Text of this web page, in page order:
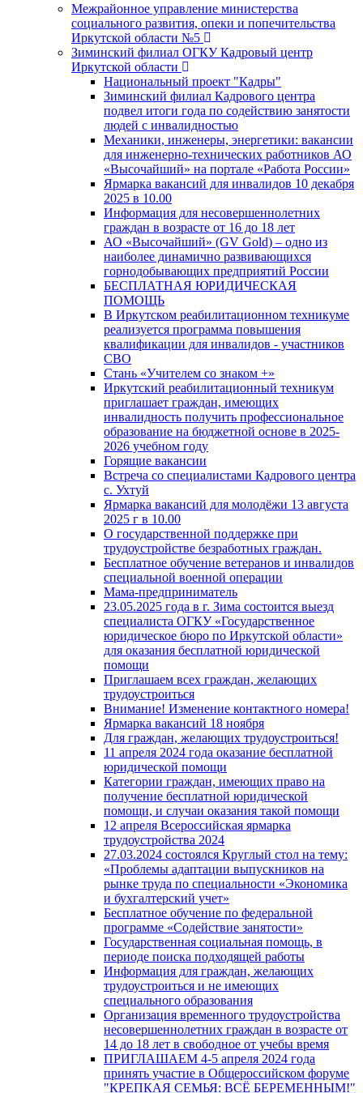
Межрайонное управление министерства
социального развития, опеки и попечительства
Иркутской области №5
Зиминский филиал ОГКУ Кадровый центр
Иркутской области
Национальный проект "Кадры"
Зиминский филиал Кадрового центра
подвел итоги года по содействию занятости
людей с инвалидностью
Механики, инженеры, энергетики: вакансии
для инженерно-технических работников АО
«Высочайший» на портале «Работа России»
Ярмарка вакансий для инвалидов 10 декабря
2025 в 10.00
Информация для несовершеннолетних
граждан в возрасте от 16 до 18 лет
АО «Высочайший» (GV Gold) – одно из
наиболее динамично развивающихся
горнодобывающих предприятий России
БЕСПЛАТНАЯ ЮРИДИЧЕСКАЯ
ПОМОЩЬ
В Иркутском реабилитационном техникуме
реализуется программа повышения
квалификации для инвалидов - участников
СВО
Стань «Учителем со знаком +»
Иркутский реабилитационный техникум
приглашает граждан, имеющих
инвалидность получить профессиональное
образование на бюджетной основе в 2025-
2026 учебном году
Горящие вакансии
Встреча со специалистами Кадрового центра
с. Ухтуй
Ярмарка вакансий для молодёжи 13 августа
2025 г в 10.00
О государственной поддержке при
трудоустройстве безработных граждан.
Бесплатное обучение ветеранов и инвалидов
специальной военной операции
Мама-предприниматель
23.05.2025 года в г. Зима состоится выезд
специалиста ОГКУ «Государственное
юридическое бюро по Иркутской области»
для оказания бесплатной юридической
помощи
Приглашаем всех граждан, желающих
трудоустроиться
Внимание! Изменение контактного номера!
Ярмарка вакансий 18 ноября
Для граждан, желающих трудоустроиться!
11 апреля 2024 года оказание бесплатной
юридической помощи
Категории граждан, имеющих право на
получение бесплатной юридической
помощи, и случаи оказания такой помощи
12 апреля Всероссийская ярмарка
трудоустройства 2024
27.03.2024 состоялся Круглый стол на тему:
«Проблемы адаптации выпускников на
рынке труда по специальности «Экономика
и бухгалтерский учет»
Бесплатное обучение по федеральной
программе «Содействие занятости»
Государственная социальная помощь, в
периоде поиска подходящей работы
Информация для граждан, желающих
трудоустроиться и не имеющих
специального образования
Организация временного трудоустройства
несовершеннолетних граждан в возрасте от
14 до 18 лет в свободное от учебы время
ПРИГЛАШАЕМ 4-5 апреля 2024 года
принять участие в Общероссийском форуме
"КРЕПКАЯ СЕМЬЯ: ВСЁ БЕРЕМЕННЫМ!"